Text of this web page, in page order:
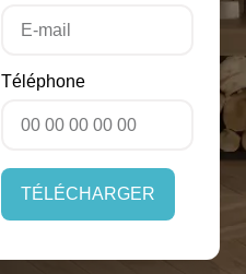
Téléphone
TÉLÉCHARGER